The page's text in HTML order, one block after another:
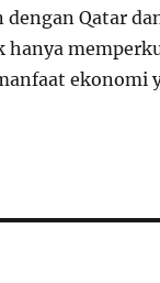
Qatar
hanya
ekonomi